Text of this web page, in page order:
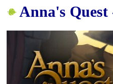
Anna's Quest